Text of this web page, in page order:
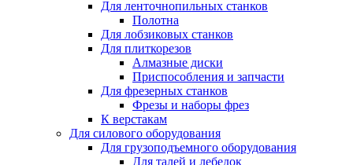
Для ленточнопильных станков
Полотна
Для лобзиковых станков
Для плиткорезов
Алмазные диски
Приспособления и запчасти
Для фрезерных станков
Фрезы и наборы фрез
К верстакам
Для силового оборудования
Для грузоподъемного оборудования
Для талей и лебедок